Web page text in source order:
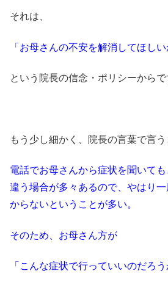
それは、
「お母さんの不安を解消してほしい
という院長の信念・ポリシーからで
もう少し細かく、院長の言葉で言う
電話でお母さんから症状を聞いて
違う場合が多々あるので、やはり
からないということが多い。
そのため、お母さん方が
「こんな症状で行っていいのだろう